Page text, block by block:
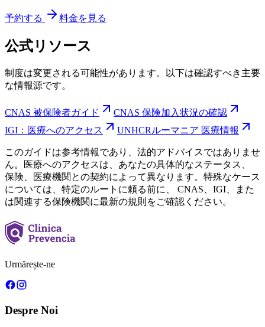
予約する 料金を見る
公式リソース
制度は変更される可能性があります。以下は確認すべき主要
な情報源です。
CNAS 被保険者ガイド
CNAS 保険加入状況の確認
IGI：医療へのアクセス
UNHCRルーマニア 医療情報
このガイドは参考情報であり、法的アドバイスではありませ
ん。医療へのアクセスは、あなたの具体的なステータス、
保険、医療機関との契約によって異なります。特殊なケース
については、特定のルートに頼る前に、 CNAS、IGI、また
は関連する保険機関に最新の規則をご確認ください。
Urmărește-ne
Despre Noi